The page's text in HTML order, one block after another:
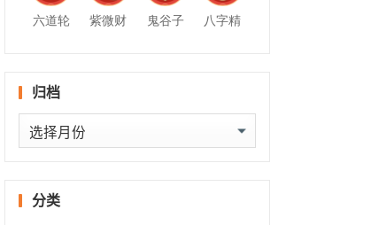
六道轮
紫微财
鬼谷子
八字精
归档
归
档
分类